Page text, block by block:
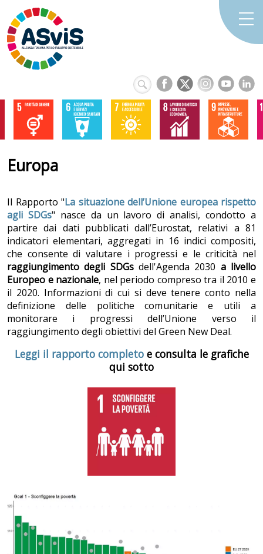
Europa
Il Rapporto "La situazione dell’Unione europea rispetto
agli SDGs" nasce da un lavoro di analisi, condotto a
partire dai dati pubblicati dall’Eurostat, relativi a 81
indicatori elementari, aggregati in 16 indici compositi,
che consente di valutare i progressi e le criticità nel
raggiungimento degli SDGsdell'Agenda 2030 a livello
Europeo e nazionale, nel periodo compreso tra il 2010 e
il 2020. Informazioni di cui si deve tenere conto nella
definizione delle politiche comunitarie e utili a
monitorare i progressi dell’Unione verso il
raggiungimento degli obiettivi del Green New Deal.
Leggi il rapporto completoe consulta le grafiche
qui sotto